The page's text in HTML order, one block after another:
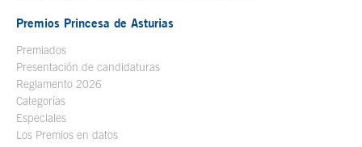
Premios Princesa de Asturias
Premiados
Presentación de candidaturas
Reglamento 2026
Categorías
Especiales
Los Premios en datos